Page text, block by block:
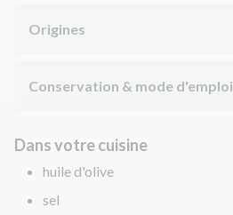
Origines
Conservation & mode d'emploi
Dans votre cuisine
huile d'olive
sel